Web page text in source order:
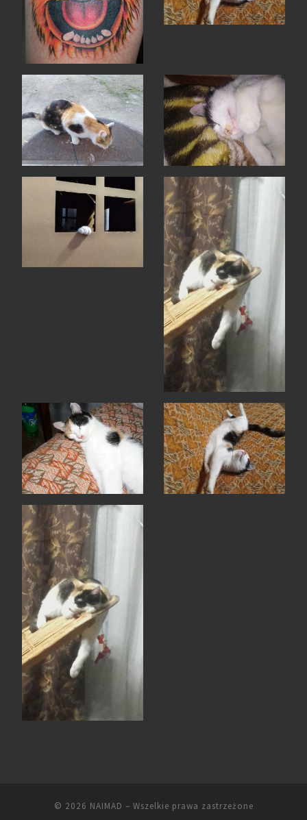
© 2026 NAIMAD – Wszelkie prawa zastrzeżone